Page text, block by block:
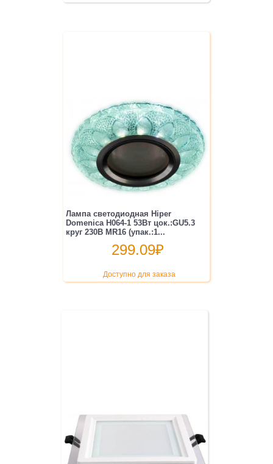
Лампа светодиодная Hiper
Domenica H064-1 53Вт цок.:GU5.3
круг 230B MR16 (упак.:1...
299.09₽
Доступно для заказа